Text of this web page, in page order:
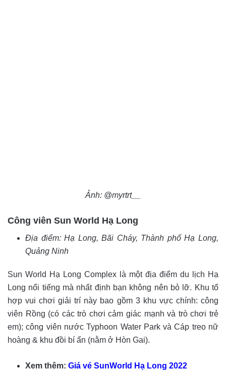
Ảnh: @myrtrt__
Công viên Sun World Hạ Long
Địa điểm: Hạ Long, Bãi Cháy, Thành phố Hạ Long,
Quảng Ninh
Sun World Hạ Long Complex là một địa điểm du lịch Hạ
Long nổi tiếng mà nhất định bạn không nên bỏ lỡ. Khu tổ
hợp vui chơi giải trí này bao gồm 3 khu vực chính: công
viên Rồng (có các trò chơi cảm giác mạnh và trò chơi trẻ
em); công viên nước Typhoon Water Park và Cáp treo nữ
hoàng & khu đồi bí ẩn (nằm ở Hòn Gai).
Xem thêm: Giá vé SunWorld Hạ Long 2022